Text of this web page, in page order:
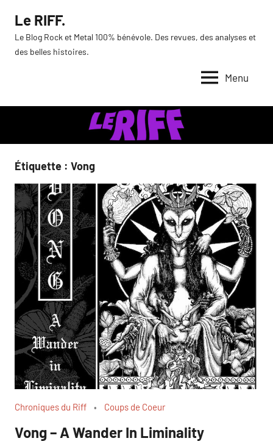
contenu
Le RIFF.
Le Blog Rock et Metal 100% bénévole. Des revues, des analyses et
des belles histoires.
Menu
Étiquette : Vong
Chroniques du Riff Coups de Coeur
Vong – A Wander In Liminality